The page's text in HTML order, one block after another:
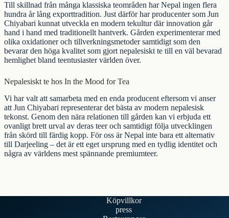
Till skillnad från många klassiska teområden har Nepal ingen flera
hundra år lång exporttradition. Just därför har producenter som Jun
Chiyabari kunnat utveckla en modern tekultur där innovation går
hand i hand med traditionellt hantverk. Gården experimenterar med
olika oxidationer och tillverkningsmetoder samtidigt som den
bevarar den höga kvalitet som gjort nepalesiskt te till en väl bevarad
hemlighet bland teentusiaster världen över.
Nepalesiskt te hos In the Mood for Tea
Vi har valt att samarbeta med en enda producent eftersom vi anser
att Jun Chiyabari representerar det bästa av modern nepalesisk
tekonst. Genom den nära relationen till gården kan vi erbjuda ett
ovanligt brett urval av deras teer och samtidigt följa utvecklingen
från skörd till färdig kopp. För oss är Nepal inte bara ett alternativ
till Darjeeling – det är ett eget ursprung med en tydlig identitet och
några av världens mest spännande premiumteer.
Köpvillkor
press